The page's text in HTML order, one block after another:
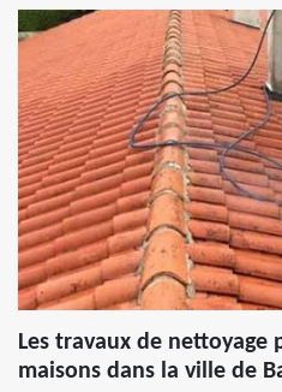
Les travaux de nettoyage
maisons dans la ville de